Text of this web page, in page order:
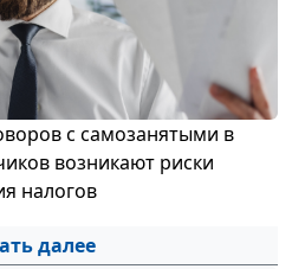
с самозанятыми в
возникают риски
налогов
далее